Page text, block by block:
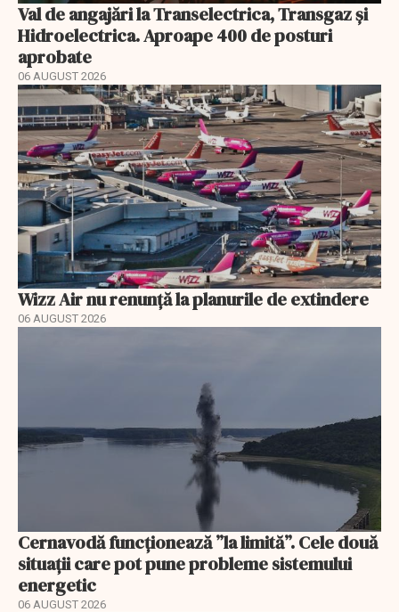
Val de angajări la Transelectrica, Transgaz și
Hidroelectrica. Aproape 400 de posturi
aprobate
06 AUGUST 2026
Wizz Air nu renunță la planurile de extindere
06 AUGUST 2026
Cernavodă funcționează ”la limită”. Cele două
situații care pot pune probleme sistemului
energetic
06 AUGUST 2026